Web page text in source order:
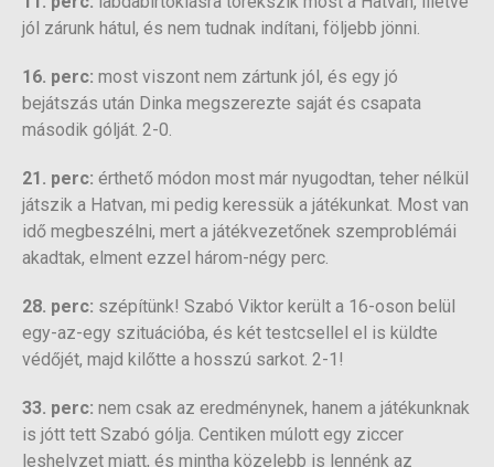
jól zárunk hátul, és nem tudnak indítani, följebb jönni.
16. perc: most viszont nem zártunk jól, és egy jó
bejátszás után Dinka megszerezte saját és csapata
második gólját. 2-0.
21. perc: érthető módon most már nyugodtan, teher nélkül
játszik a Hatvan, mi pedig keressük a játékunkat. Most van
idő megbeszélni, mert a játékvezetőnek szemproblémái
akadtak, elment ezzel három-négy perc.
28. perc: szépítünk! Szabó Viktor került a 16-oson belül
egy-az-egy szituációba, és két testcsellel el is küldte
védőjét, majd kilőtte a hosszú sarkot. 2-1!
33. perc: nem csak az eredménynek, hanem a játékunknak
is jótt tett Szabó gólja. Centiken múlott egy ziccer
leshelyzet miatt, és mintha közelebb is lennénk az